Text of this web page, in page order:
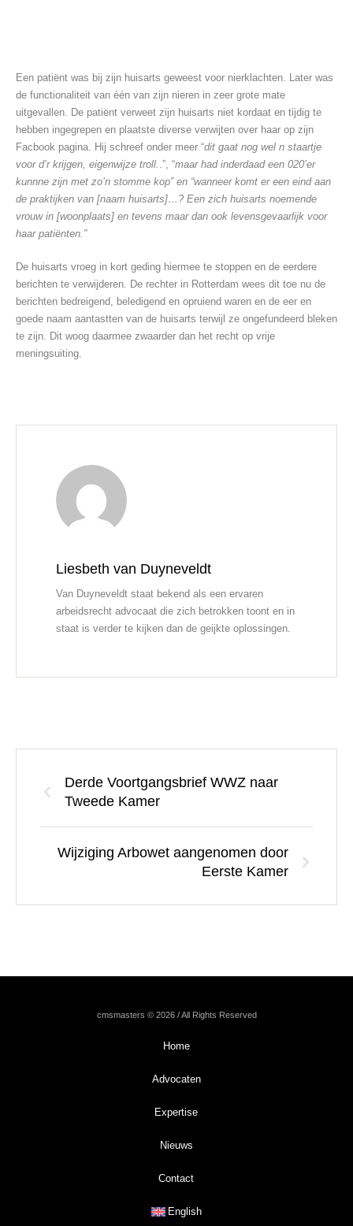
Een patiënt was bij zijn huisarts geweest voor nierklachten. Later was
de functionaliteit van één van zijn nieren in zeer grote mate
uitgevallen. De patiënt verweet zijn huisarts niet kordaat en tijdig te
hebben ingegrepen en plaatste diverse verwijten over haar op zijn
Facbook pagina. Hij schreef onder meer “dit gaat nog wel n staartje
voor d’r krijgen, eigenwijze troll. .”, “maar had inderdaad een 020’er
kunnne zijn met zo’n stomme kop” en “wanneer komt er een eind aan
de praktijken van [naam huisarts]…? Een zich huisarts noemende
vrouw in [woonplaats] en tevens maar dan ook levensgevaarlijk voor
haar patiënten.”
De huisarts vroeg in kort geding hiermee te stoppen en de eerdere
berichten te verwijderen. De rechter in Rotterdam wees dit toe nu de
berichten bedreigend, beledigend en opruiend waren en de eer en
goede naam aantastten van de huisarts terwijl ze ongefundeerd bleken
te zijn. Dit woog daarmee zwaarder dan het recht op vrije
meningsuiting.
Liesbeth van Duyneveldt
Van Duyneveldt staat bekend als een ervaren
arbeidsrecht advocaat die zich betrokken toont en in
staat is verder te kijken dan de geijkte oplossingen.
Derde Voortgangsbrief WWZ naar
Tweede Kamer
Wijziging Arbowet aangenomen door
Eerste Kamer
cmsmasters © 2026 / All Rights Reserved
Home
Advocaten
Expertise
Nieuws
Contact
English